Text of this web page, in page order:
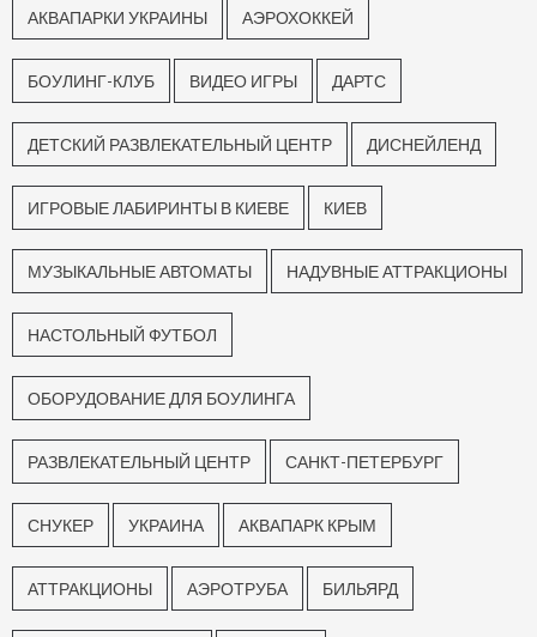
АКВАПАРКИ УКРАИНЫ АЭРОХОККЕЙ
БОУЛИНГ-КЛУБ ВИДЕО ИГРЫ ДАРТС
ДЕТСКИЙ РАЗВЛЕКАТЕЛЬНЫЙ ЦЕНТР ДИСНЕЙЛЕНД
ИГРОВЫЕ ЛАБИРИНТЫ В КИЕВЕ КИЕВ
МУЗЫКАЛЬНЫЕ АВТОМАТЫ НАДУВНЫЕ АТТРАКЦИОНЫ
НАСТОЛЬНЫЙ ФУТБОЛ
ОБОРУДОВАНИЕ ДЛЯ БОУЛИНГА
РАЗВЛЕКАТЕЛЬНЫЙ ЦЕНТР САНКТ-ПЕТЕРБУРГ
СНУКЕР УКРАИНА АКВАПАРК КРЫМ
АТТРАКЦИОНЫ АЭРОТРУБА БИЛЬЯРД